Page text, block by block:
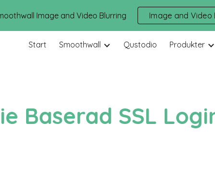
content Skip to navigation
Image and Video Blurring Image and Video
Start Smoothwall Qustodio Produkter
Baserad SSL